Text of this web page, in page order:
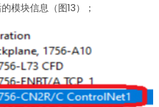
模块信息（图13）；